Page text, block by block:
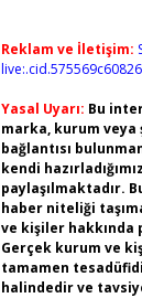
Reklam ve İletişim:
Yasal Uyarı: Bu
marka, kurum
bağlantısı
kendi
paylaşılmaktadır.
haber niteliği
ve kişiler hakkında
Gerçek kurum ve
tamamen
halindedir ve